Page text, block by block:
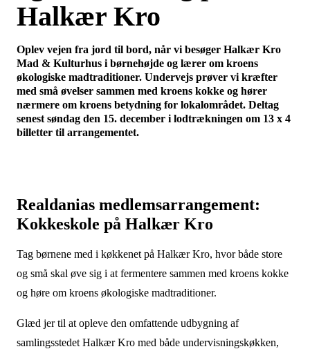
Halkær Kro
Oplev vejen fra jord til bord, når vi besøger Halkær Kro
Mad & Kulturhus i børnehøjde og lærer om kroens
økologiske madtraditioner. Undervejs prøver vi kræfter
med små øvelser sammen med kroens kokke og hører
nærmere om kroens betydning for lokalområdet. Deltag
senest søndag den 15. december i lodtrækningen om 13 x 4
billetter til arrangementet.
Realdanias medlemsarrangement:
Kokkeskole på Halkær Kro
Tag børnene med i køkkenet på Halkær Kro, hvor både store
og små skal øve sig i at fermentere sammen med kroens kokke
og høre om kroens økologiske madtraditioner.
Glæd jer til at opleve den omfattende udbygning af
samlingsstedet Halkær Kro med både undervisningskøkken,